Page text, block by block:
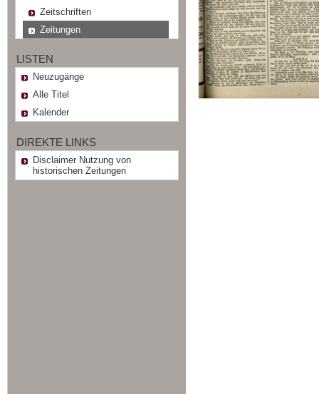
Zeitschriften
Zeitungen
LISTEN
Neuzugänge
Alle Titel
Kalender
DIREKTE LINKS
Disclaimer Nutzung von
historischen Zeitungen